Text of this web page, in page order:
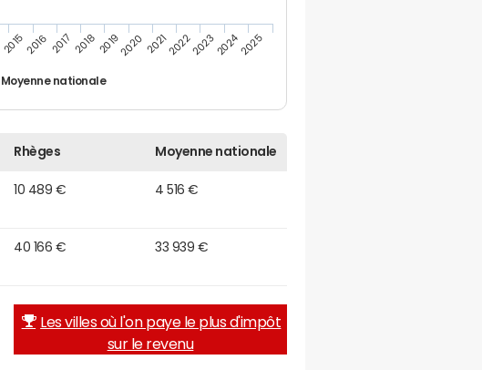
Moyenne nationale
20152016 2017 20182019202020212022202320242025
Rhèges Moyenne nationale
10 489 € 4 516 €
40 166 € 33 939 €
Les villes où l'on paye le plus d'impôt
sur le revenu